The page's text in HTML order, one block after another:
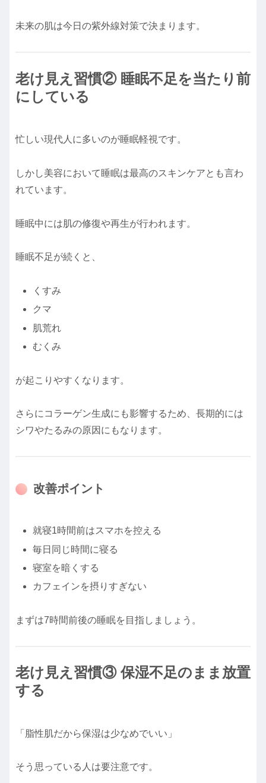
未来の肌は今日の紫外線対策で決まります。
老け見え習慣② 睡眠不足を当たり前
にしている
忙しい現代人に多いのが睡眠軽視です。
しかし美容において睡眠は最高のスキンケアとも言わ
れています。
睡眠中には肌の修復や再生が行われます。
睡眠不足が続くと、
くすみ
クマ
肌荒れ
むくみ
が起こりやすくなります。
さらにコラーゲン生成にも影響するため、長期的には
シワやたるみの原因にもなります。
改善ポイント
就寝1時間前はスマホを控える
毎日同じ時間に寝る
寝室を暗くする
カフェインを摂りすぎない
まずは7時間前後の睡眠を目指しましょう。
老け見え習慣③ 保湿不足のまま放置
する
「脂性肌だから保湿は少なめでいい」
そう思っている人は要注意です。